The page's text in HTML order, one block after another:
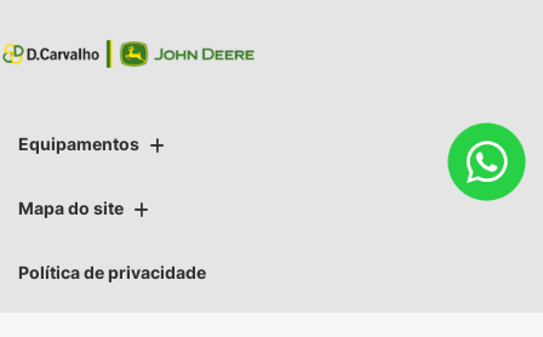
Equipamentos
Mapa do site
Política de privacidade